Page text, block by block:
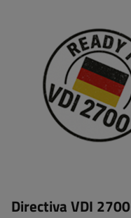
Directiva VDI 2700